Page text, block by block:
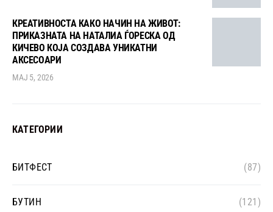
КРЕАТИВНОСТА КАКО НАЧИН НА ЖИВОТ:
ПРИКАЗНАТА НА НАТАЛИА ЃОРЕСКА ОД
КИЧЕВО КОЈА СОЗДАВА УНИКАТНИ
АКСЕСОАРИ
МАЈ 5, 2026
КАТЕГОРИИ
БИТФЕСТ (87)
БУТИН (121)